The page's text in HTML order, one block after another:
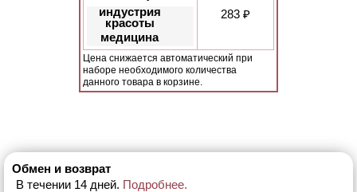
индустрия
красоты
медицина
283 ₽
Цена снижается автоматический при
наборе необходимого количества
данного товара в корзине.
Обмен и возврат
В течении 14 дней. Подробнее.